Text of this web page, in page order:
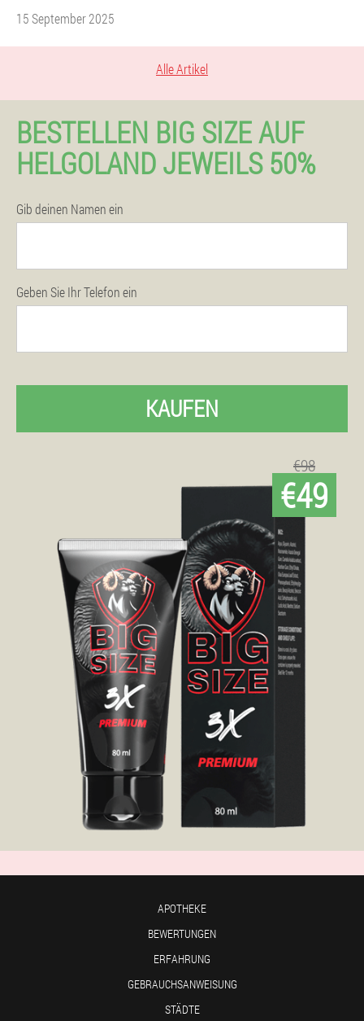
15 September 2025
Alle Artikel
BESTELLEN BIG SIZE AUF
HELGOLAND JEWEILS 50%
Gib deinen Namen ein
Geben Sie Ihr Telefon ein
KAUFEN
€98
€49
APOTHEKE
BEWERTUNGEN
ERFAHRUNG
GEBRAUCHSANWEISUNG
STÄDTE